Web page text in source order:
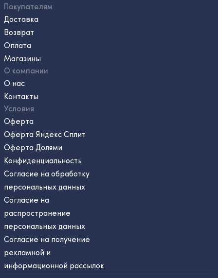
Покупателям
Доставка
Возврат
Оплата
Магазины
О компании
О нас
Контакты
Условия
Оферта
Оферта Яндекс Сплит
Оферта Долями
Конфиденциальность
Согласие на обработку
персональных данных
Согласие на
распространение
персональных данных
Согласие на получение
рекламной и
информационной рассылок